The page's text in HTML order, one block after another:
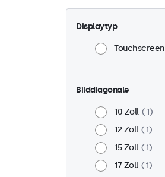
Displaytyp
Touchscreen
Bilddiagonale
10 Zoll
1
12 Zoll
1
15 Zoll
1
17 Zoll
1